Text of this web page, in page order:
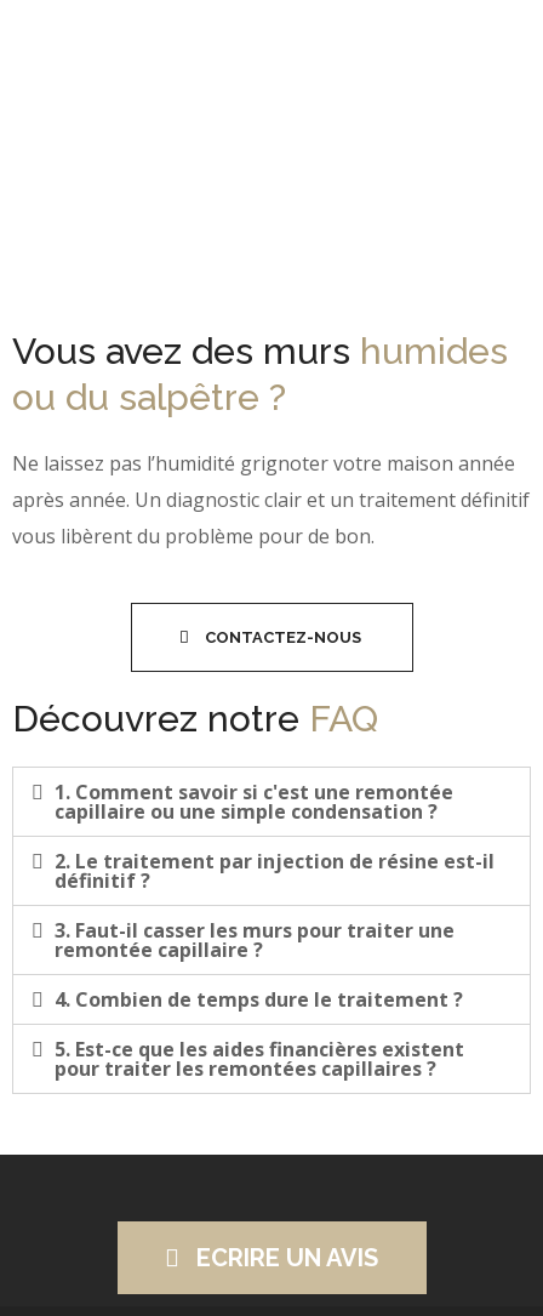
Vous avez des murs humides
ou du salpêtre ?
Ne laissez pas l’humidité grignoter votre maison année
après année. Un diagnostic clair et un traitement définitif
vous libèrent du problème pour de bon.
CONTACTEZ-NOUS
Découvrez notre FAQ
1. Comment savoir si c'est une remontée
capillaire ou une simple condensation ?
2. Le traitement par injection de résine est-il
définitif ?
3. Faut-il casser les murs pour traiter une
remontée capillaire ?
4. Combien de temps dure le traitement ?
5. Est-ce que les aides financières existent
pour traiter les remontées capillaires ?
ECRIRE UN AVIS